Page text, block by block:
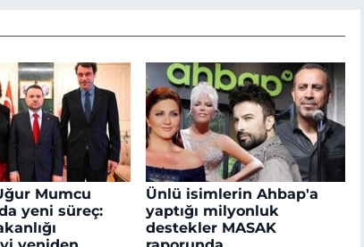
Mumcu
yeni süreç:
Ünlü isimlerin Ahbap'a
yaptığı milyonluk
destekler MASAK